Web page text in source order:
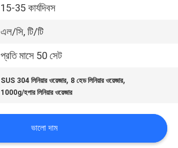
15-35 কার্যদিবস
এল/সি, টি/টি
প্রতি মাসে 50 সেট
SUS 304 লিনিয়ার ওয়েজার, 8 হেড লিনিয়ার ওয়েজার,
1000g/হপার লিনিয়ার ওয়েজার
ভালো দাম